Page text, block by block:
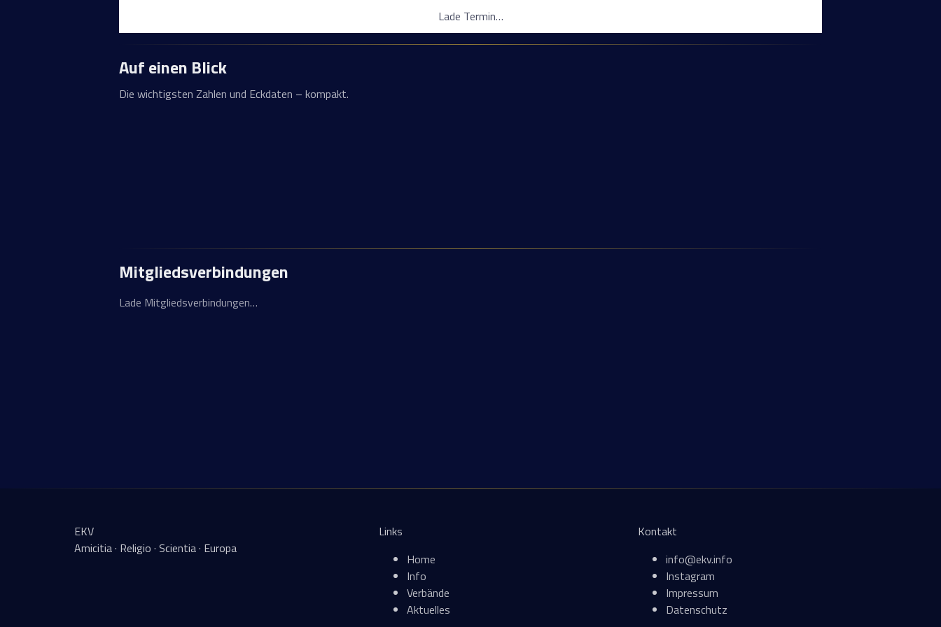
Lade Termin…
Auf einen Blick
Die wichtigsten Zahlen und Eckdaten – kompakt.
Mitgliedsverbindungen
Lade Mitgliedsverbindungen…
EKV
Amicitia · Religio · Scientia · Europa
Links
Home
Info
Verbände
Aktuelles
Kontakt
info@ekv.info
Instagram
Impressum
Datenschutz